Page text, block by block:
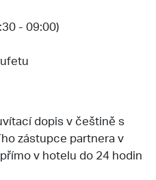
- 09:00)
dopis v češtině s
zástupce partnera v
v hotelu do 24 hodin